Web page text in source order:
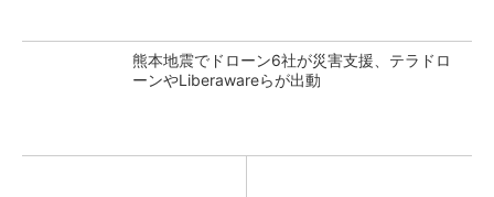
熊本地震でドローン6社が災害支援、テラドロ
ーンやLiberawareらが出動